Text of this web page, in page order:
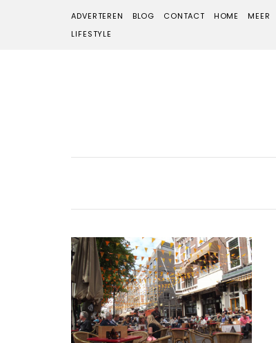
ADVERTEREN BLOG CONTACT HOME
MEER
LIFESTYLE